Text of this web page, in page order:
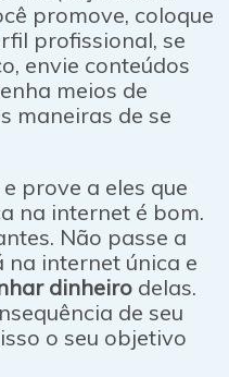
promove, coloque
profissional, se
envie conteúdos
meios de
maneiras de se
prove a eles que
na internet é bom.
Não passe a
na internet única e
dinheirodelas.
de seu
o seu objetivo